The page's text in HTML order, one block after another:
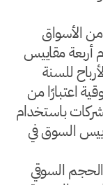
الأسواق
أربعة مقاييس
للسنة
اعتبارًا من
الشركات باستخدام
السوق في
السوقي